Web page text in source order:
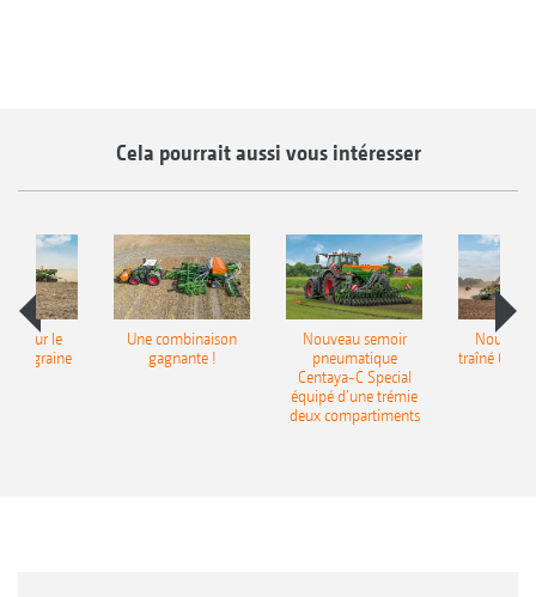
Cela pourrait aussi vous intéresser
pour le
Une combinaison
gagnante !
Nouveau semoir
pneumatique
Centaya-C Special
équipé d’une trémie
deux compartiments
traîné